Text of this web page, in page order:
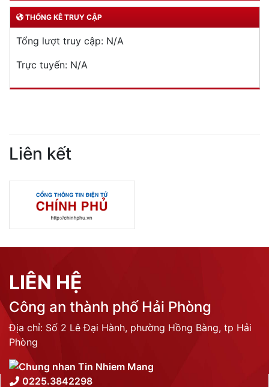
THỐNG KÊ TRUY CẬP
Tổng lượt truy cập: N/A
Trực tuyến: N/A
Liên kết
LIÊN HỆ
Công an thành phố Hải Phòng
Địa chỉ: Số 2 Lê Đại Hành, phường Hồng Bàng, tp Hải
Phòng
0225.3842298